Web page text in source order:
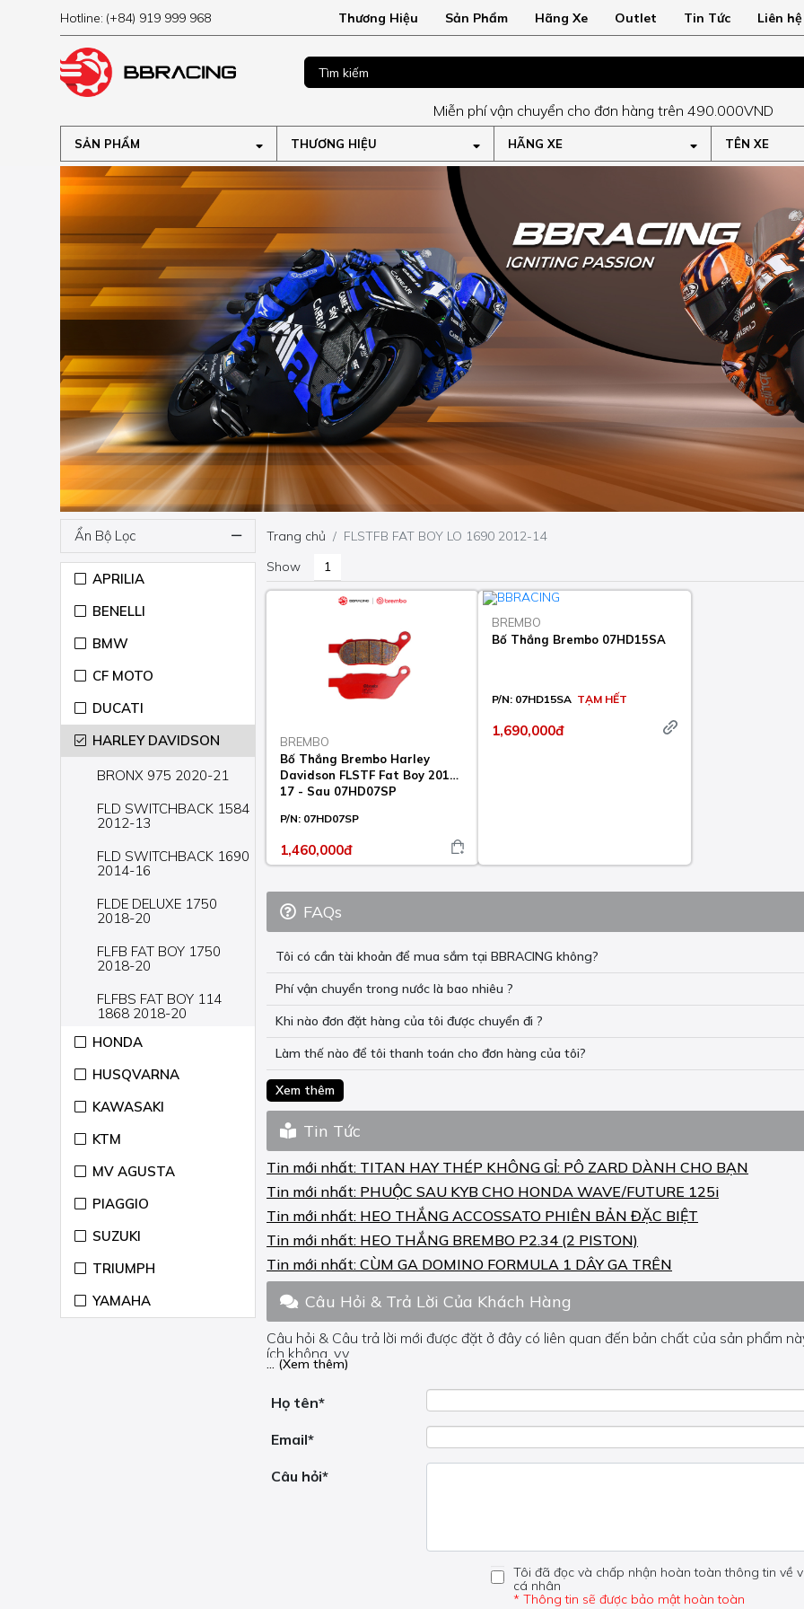
Hotline: (+84) 919 999 968 Thương Hiệu Sản Phẩm Hãng Xe Outlet Tin Tức Liên hệ
Miễn phí vận chuyển cho đơn hàng trên 490.000VND
SẢN PHẨM THƯƠNG HIỆU HÃNG XE TÊN XE
Ẩn Bộ Lọc
APRILIA
BENELLI
BMW
CF MOTO
DUCATI
HARLEY DAVIDSON
BRONX 975 2020-21
FLD SWITCHBACK 1584
2012-13
FLD SWITCHBACK 1690
2014-16
FLDE DELUXE 1750
2018-20
FLFB FAT BOY 1750
2018-20
FLFBS FAT BOY 114
1868 2018-20
FLFBS FAT BOY 114
2018
FLHC HERITAGE
CLASSIC 114 1868
CLASSIC 114
ANNIVERSARY 1868
2018
FLHR ROAD KING 1450
2000-06
HONDA
HUSQVARNA
KAWASAKI
KTM
MV AGUSTA
PIAGGIO
SUZUKI
TRIUMPH
YAMAHA
Trang chủ
FLSTFB FAT BOY LO 1690 2012-14
Show
BREMBO
Bố Thắng Brembo Harley
Davidson FLSTF Fat Boy 2012-
17 - Sau 07HD07SP
P/N: 07HD07SP
1,460,000đ
BREMBO
Bố Thắng Brembo 07HD15SA
P/N: 07HD15SA TẠM HẾT
1,690,000đ
FAQs
Tôi có cần tài khoản để mua sắm tại BBRACING không?
Phí vận chuyển trong nước là bao nhiêu ?
Khi nào đơn đặt hàng của tôi được chuyển đi ?
Làm thế nào để tôi thanh toán cho đơn hàng của tôi?
Xem thêm
Tin Tức
Tin mới nhất: TITAN HAY THÉP KHÔNG GỈ: PÔ ZARD DÀNH CHO BẠN
Tin mới nhất: PHUỘC SAU KYB CHO HONDA WAVE/FUTURE 125i
Tin mới nhất: HEO THẮNG ACCOSSATO PHIÊN BẢN ĐẶC BIỆT
Tin mới nhất: HEO THẮNG BREMBO P2.34 (2 PISTON)
Tin mới nhất:CÙM GA DOMINO FORMULA 1 DÂY GA TRÊN
Câu Hỏi & Trả Lời Của Khách Hàng
Câu hỏi & Câu trả lời mới được đặt ở đây có liên quan đến bản chất của sản phẩm
ích không, v.v.
Nếu bạn cần trợ giúp về phần khác, vui lòng không đặt câu hỏi của bạn ở đây mà
... (Xem thêm)
Họ tên*
Email*
Câu hỏi*
Tôi đã đọc và chấp nhận hoàn toàn thông tin về
cá nhân
* Thông tin sẽ được bảo mật hoàn toàn